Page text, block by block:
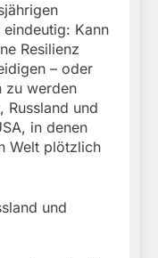
Kann
Resilienz
– oder
zu werden
Russland und
in denen
Welt plötzlich
und